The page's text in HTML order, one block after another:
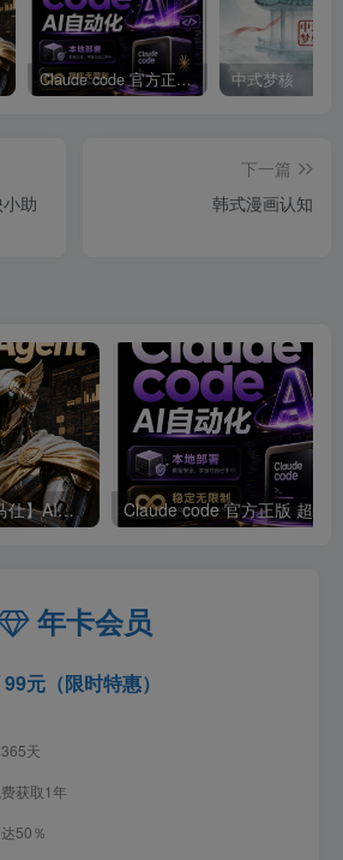
Claude code 官方正版 超强工具【会员免费领取安装包】 中式梦核
助
下一篇
韩式漫画认知
Hermes-Agent【爱马仕】AI自动化部署【会员免费领取安装包】
年卡会员
99元（限时特惠）
天
获取1年
50％